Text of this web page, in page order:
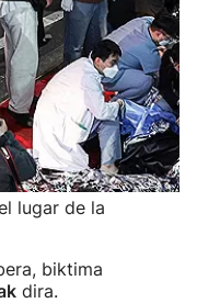
lugar de la
biktima
dira.